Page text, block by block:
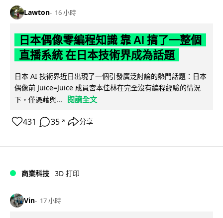
Lawton 16 小時
日本偶像零編程知識 靠 AI 搞了一整個
直播系統 在日本技術界成為話題
日本 AI 技術界近日出現了一個引發廣泛討論的熱門話題：日本
偶像前 Juice=Juice 成員宮本佳林在完全沒有編程經驗的情況
下，僅憑藉與...
閱讀全文
431 35 ↗ 分享
商業科技 3D 打印
Vin 17 小時